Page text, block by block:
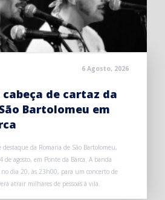
6 Agosto, 2026
cabeça de cartaz da
Bartolomeu em
destaque da Romaria de São Bartolomeu,
agosto, em Ponte da Barca. A banda
no dia 20, às 23h00, para um concerto de
atrair milhares de pessoas à vila.